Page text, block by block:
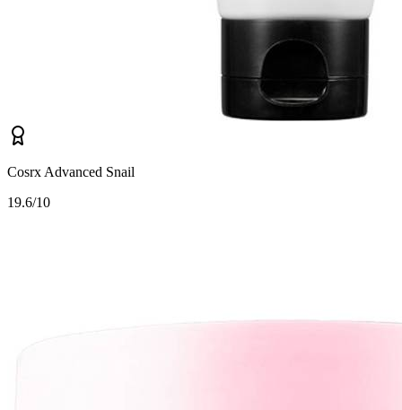
Cosrx Advanced Snail
19.6/10